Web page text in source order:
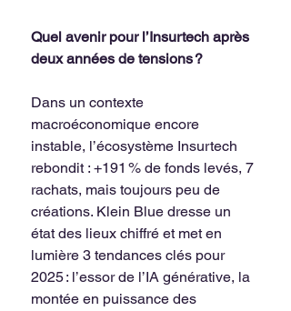
Quel avenir pour l’Insurtech après
deux années de tensions ?
Dans un contexte
macroéconomique encore
instable, l’écosystème Insurtech
rebondit : +191 % de fonds levés, 7
rachats, mais toujours peu de
créations. Klein Blue dresse un
état des lieux chiffré et met en
lumière 3 tendances clés pour
2025 : l’essor de l’IA générative, la
montée en puissance des